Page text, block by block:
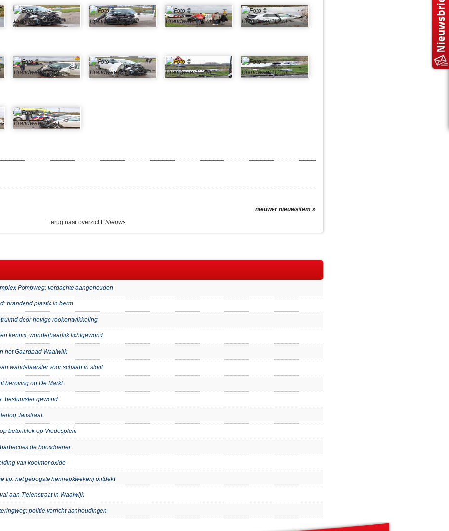
nieuwer nieuwsitem »
Terug naar overzicht: Nieuws
Pompweg: verdachte aangehouden
brandend plastic in berm
door hevige rookontwikkeling
kennis: wonderbaarlijk lichtgewond
het Gaardpad Waalwijk
wandelaarster voor schaap in sloot
beroving op De Markt
bestuurster gewond
Janstraat
betonblok op Vredesplein
de boosdoener
van koolmonoxide
tip: net geoogste hennepkwekerij ontdekt
aan Tielenstraat in Waalwijk
politie verricht aanhoudingen